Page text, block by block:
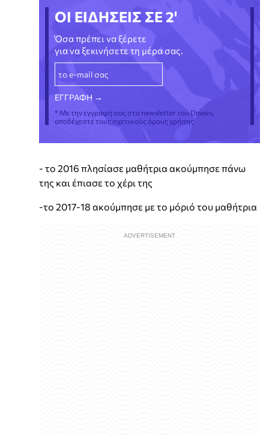
ΟΙ ΕΙΔΗΣΕΙΣ ΣΕ 2'
Όσα πρέπει να ξέρετε
για να ξεκινήσετε τη μέρα σας.
* Με την εγγραφή σας στο newsletter του Dnews,
αποδέχεστε τους σχετικούς όρους χρήσης
- το 2016 πλησίασε μαθήτρια ακούμπησε πάνω
της και έπιασε το χέρι της
-το 2017-18 ακούμπησε με το μόριό του μαθήτρια